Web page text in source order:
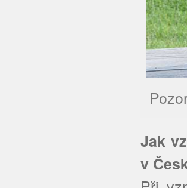
Jak
v